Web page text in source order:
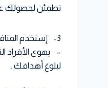
تطمئن لحصولك
3- إستخدم المنافسة لتجعل من النضال لعبة :
– يهوى الأفراد
لبلوغ أهدافك .